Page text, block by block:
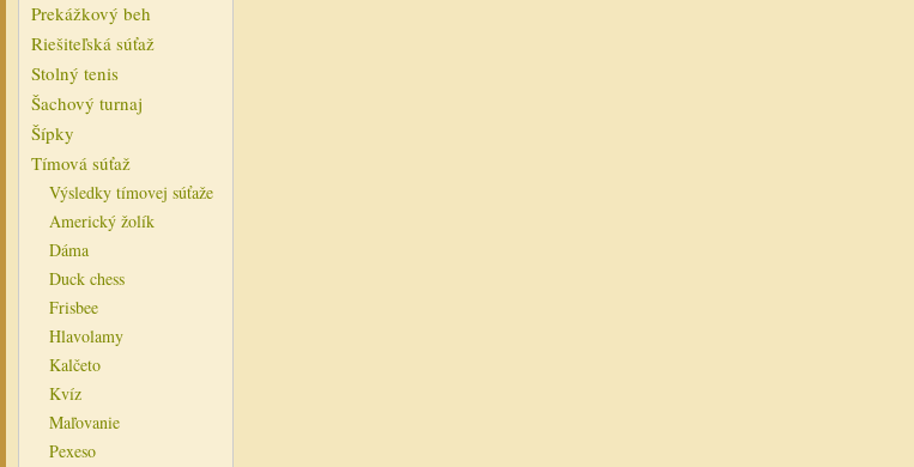
Prekážkový beh
Riešiteľská súťaž
Stolný tenis
Šachový turnaj
Šípky
Tímová súťaž
Výsledky tímovej súťaže
Americký žolík
Dáma
Duck chess
Frisbee
Hlavolamy
Kalčeto
Kvíz
Maľovanie
Pexeso